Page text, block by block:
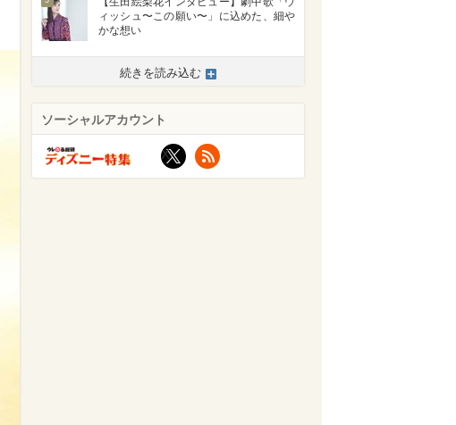
ィッシュ〜この願い〜」に込めた、細や
かな想い
続きを読み込む
ソーシャルアカウント
X